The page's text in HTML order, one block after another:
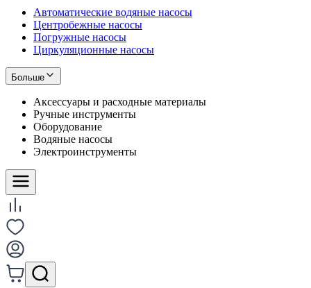
Автоматические водяные насосы
Центробежные насосы
Погружные насосы
Циркуляционные насосы
Больше
Аксессуары и расходные материалы
Ручные инструменты
Оборудование
Водяные насосы
Электроинструменты